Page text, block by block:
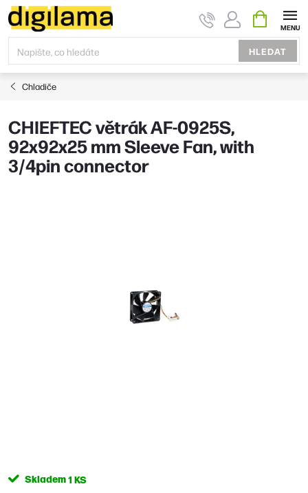
Přejít
na
obsah
HLEDAT
KOŠÍK
Chladiče
CHIEFTEC větrák AF-0925S,
92x92x25 mm Sleeve Fan, with
3/4pin connector
Skladem1 KS